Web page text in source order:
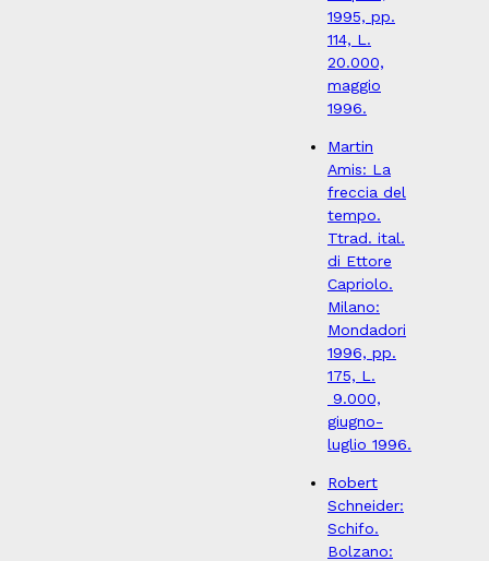
1995, pp.
114, L.
20.000,
maggio
1996.
Martin
Amis: La
freccia del
tempo.
Ttrad. ital.
di Ettore
Capriolo.
Milano:
Mondadori
1996, pp.
175, L.
9.000,
giugno-
luglio 1996.
Robert
Schneider:
Schifo.
Bolzano: